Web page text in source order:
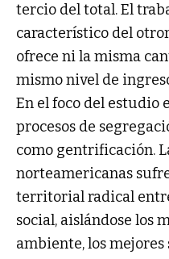
tercio del total. El
característico del
ofrece ni la misma
mismo nivel de
En el foco del estudio
procesos de
como gentrificación.
norteamericanas
territorial radical
social, aislándose los
ambiente, los